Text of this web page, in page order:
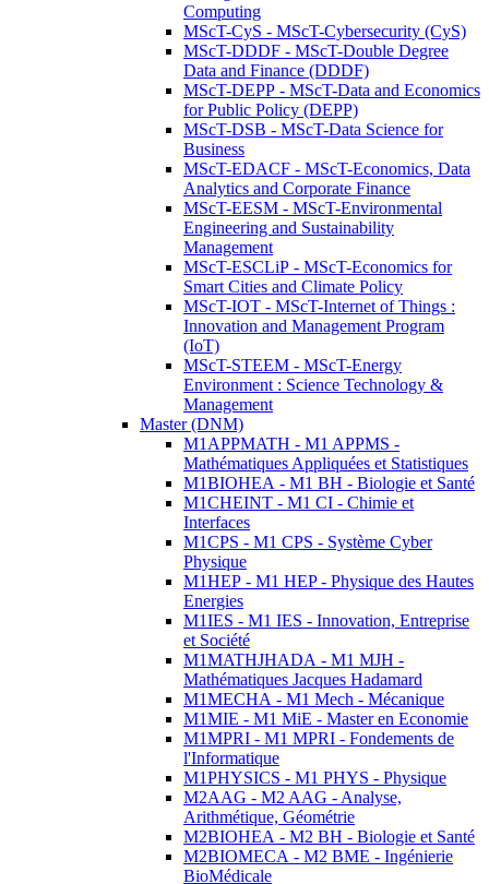
Computing
MScT-CyS - MScT-Cybersecurity (CyS)
MScT-DDDF - MScT-Double Degree
Data and Finance (DDDF)
MScT-DEPP - MScT-Data and Economics
for Public Policy (DEPP)
MScT-DSB - MScT-Data Science for
Business
MScT-EDACF - MScT-Economics, Data
Analytics and Corporate Finance
MScT-EESM - MScT-Environmental
Engineering and Sustainability
Management
MScT-ESCLiP - MScT-Economics for
Smart Cities and Climate Policy
MScT-IOT - MScT-Internet of Things :
Innovation and Management Program
(IoT)
MScT-STEEM - MScT-Energy
Environment : Science Technology &
Management
Master (DNM)
M1APPMATH - M1 APPMS -
Mathématiques Appliquées et Statistiques
M1BIOHEA - M1 BH - Biologie et Santé
M1CHEINT - M1 CI - Chimie et
Interfaces
M1CPS - M1 CPS - Système Cyber
Physique
M1HEP - M1 HEP - Physique des Hautes
Energies
M1IES - M1 IES - Innovation, Entreprise
et Société
M1MATHJHADA - M1 MJH -
Mathématiques Jacques Hadamard
M1MECHA - M1 Mech - Mécanique
M1MIE - M1 MiE - Master en Economie
M1MPRI - M1 MPRI - Fondements de
l'Informatique
M1PHYSICS - M1 PHYS - Physique
M2AAG - M2 AAG - Analyse,
Arithmétique, Géométrie
M2BIOHEA - M2 BH - Biologie et Santé
M2BIOMECA - M2 BME - Ingénierie
BioMédicale